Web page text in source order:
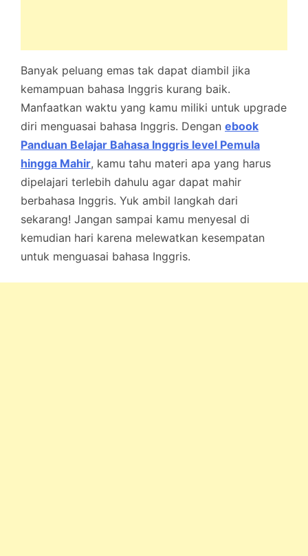
Banyak peluang emas tak dapat diambil jika
kemampuan bahasa Inggris kurang baik.
Manfaatkan waktu yang kamu miliki untuk upgrade
diri menguasai bahasa Inggris. Dengan ebook
Panduan Belajar Bahasa Inggris level Pemula
hingga Mahir, kamu tahu materi apa yang harus
dipelajari terlebih dahulu agar dapat mahir
berbahasa Inggris. Yuk ambil langkah dari
sekarang! Jangan sampai kamu menyesal di
kemudian hari karena melewatkan kesempatan
untuk menguasai bahasa Inggris.